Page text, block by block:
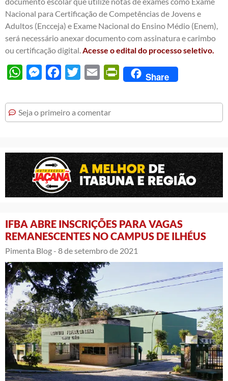
Nacional para Certificação de Competências de Jovens e
Adultos (Encceja) e Exame Nacional do Ensino Médio (Enem),
será necessário anexar documento com assinatura e carimbo
ou certificação digital. Acesse o edital do processo seletivo.
WhatsAppMessengerFacebook
Twitter Email PrintFriendly
Share
Seja o primeiro a comentar
IFBA ABRE INSCRIÇÕES PARA VAGAS
REMANESCENTES NO CAMPUS DE ILHÉUS
Pimenta Blog - 8 de setembro de 2021